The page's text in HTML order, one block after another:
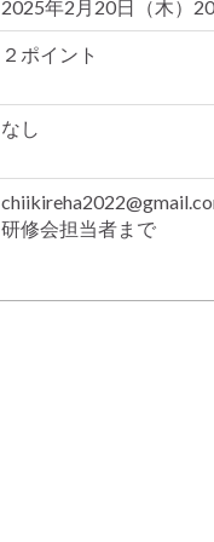
2025年2月20日（木）
２ポイント
なし
研修会担当者まで